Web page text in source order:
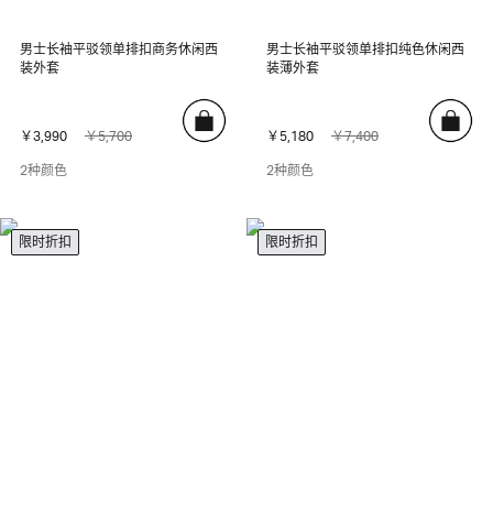
男士长袖平驳领单排扣商务休闲西
装外套
￥3,990
￥5,700
2种颜色
男士长袖平驳领单排扣纯色休闲西
装薄外套
￥5,180
￥7,400
2种颜色
限时折扣 限时折扣